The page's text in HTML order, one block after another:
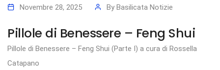
Novembre 28, 2025 By Basilicata Notizie
Pillole di Benessere – Feng Shui
Pillole di Benessere – Feng Shui (Parte I) a cura di Rossella
Catapano